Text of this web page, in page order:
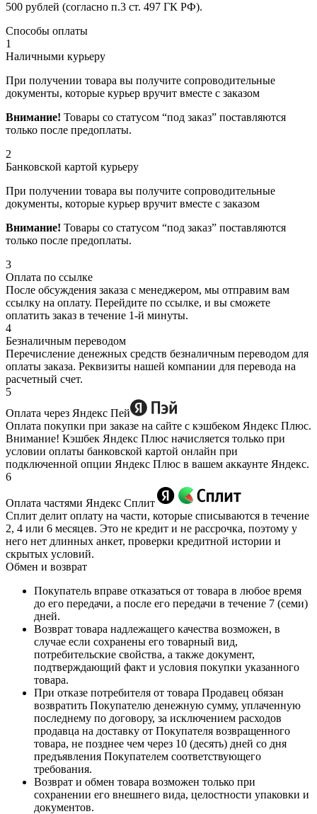
500 рублей (согласно п.3 ст. 497 ГК РФ).
Способы оплаты
1
Наличными курьеру
При получении товара вы получите сопроводительные
документы, которые курьер вручит вместе с заказом
Внимание! Товары со статусом “под заказ” поставляются
только после предоплаты.
2
Банковской картой курьеру
При получении товара вы получите сопроводительные
документы, которые курьер вручит вместе с заказом
Внимание! Товары со статусом “под заказ” поставляются
только после предоплаты.
3
Оплата по ссылке
После обсуждения заказа с менеджером, мы отправим вам
ссылку на оплату. Перейдите по ссылке, и вы сможете
оплатить заказ в течение 1-й минуты.
4
Безналичным переводом
Перечисление денежных средств безналичным переводом для
оплаты заказа. Реквизиты нашей компании для перевода на
расчетный счет.
5
Оплата через Яндекс Пей
Оплата покупки при заказе на сайте с кэшбеком Яндекс Плюс.
Внимание! Кэшбек Яндекс Плюс начисляется только при
условии оплаты банковской картой онлайн при
подключенной опции Яндекс Плюс в вашем аккаунте Яндекс.
6
Оплата частями Яндекс Сплит
Сплит делит оплату на части, которые списываются в течение
2, 4 или 6 месяцев. Это не кредит и не рассрочка, поэтому у
него нет длинных анкет, проверки кредитной истории и
скрытых условий.
Обмен и возврат
Покупатель вправе отказаться от товара в любое время
до его передачи, а после его передачи в течение 7 (семи)
дней.
Возврат товара надлежащего качества возможен, в
случае если сохранены его товарный вид,
потребительские свойства, а также документ,
подтверждающий факт и условия покупки указанного
товара.
При отказе потребителя от товара Продавец обязан
возвратить Покупателю денежную сумму, уплаченную
последнему по договору, за исключением расходов
продавца на доставку от Покупателя возвращенного
товара, не позднее чем через 10 (десять) дней со дня
предъявления Покупателем соответствующего
требования.
Возврат и обмен товара возможен только при
сохранении его внешнего вида, целостности упаковки и
документов.